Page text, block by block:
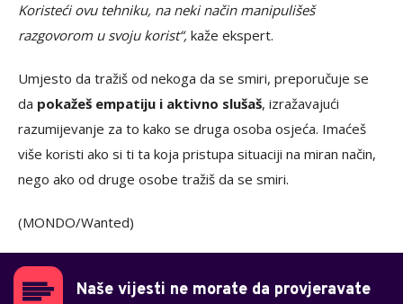
Koristeći ovu tehniku, na neki način manipulišeš
razgovorom u svoju korist“, kaže ekspert.
Umjesto da tražiš od nekoga da se smiri, preporučuje se
da pokažeš empatiju i aktivno slušaš, izražavajući
razumijevanje za to kako se druga osoba osjeća. Imaćeš
više koristi ako si ti ta koja pristupa situaciji na miran način,
nego ako od druge osobe tražiš da se smiri.
(MONDO/Wanted)
Naše vijesti ne morate da provjeravate